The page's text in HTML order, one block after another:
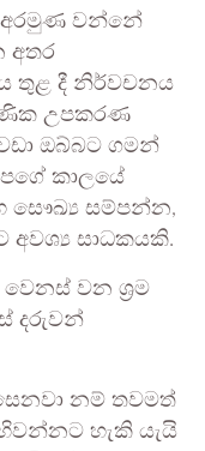
අරමුණ වන්නේ
අතර
තුළ දී නිර්වචනය
උපකරණ
ඔබ්බට ගමන්
කාලයේ
සෞඛ්‍ය සම්පන්න,
අවශ්‍ය සාධකයකි.
වෙනස් වන ශ්‍රම
දරුවන්
නම් තවමත්
හැකි යැයි